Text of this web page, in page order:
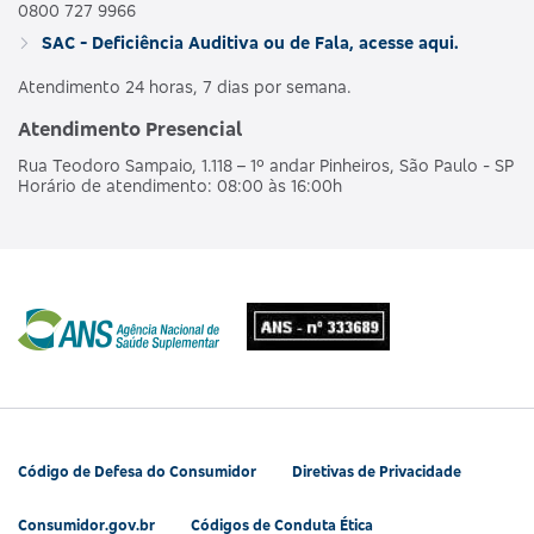
0800 727 9966
SAC - Deficiência Auditiva ou de Fala, acesse aqui.
Atendimento 24 horas, 7 dias por semana.
Atendimento Presencial
Rua Teodoro Sampaio, 1.118 – 1º andar Pinheiros, São Paulo - SP
Horário de atendimento: 08:00 às 16:00h
Código de Defesa do Consumidor Diretivas de Privacidade
Consumidor.gov.br Códigos de Conduta Ética